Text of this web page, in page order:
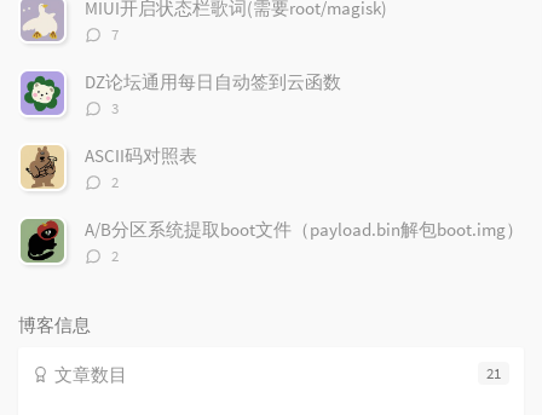
MIUI开启状态栏歌词(需要root/magisk)
评
数：
7
DZ论坛通用每日自动签到云函数
评
数：
3
ASCII码对照表
评
数：
2
A/B分区系统提取boot文件（payload.bin解包boot.img）
评
2
博客信息
21
文章数目